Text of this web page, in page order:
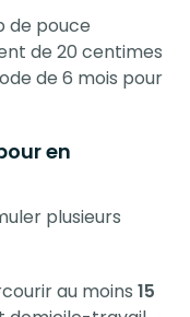
de pouce
de 20 centimes
de 6 mois pour
en
plusieurs
au moins 15